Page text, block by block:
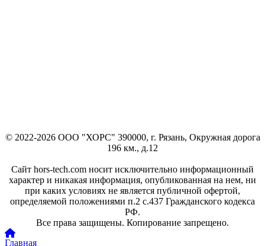
© 2022-2026 ООО "ХОРС" 390000, г. Рязань, Окружная дорога
196 км., д.12
Сайт hors-tech.com носит исключительно информационный
характер и никакая информация, опубликованная на нем, ни
при каких условиях не является публичной офертой,
определяемой положениями п.2 с.437 Гражданского кодекса
РФ.
Все права защищены. Копирование запрещено.
Главная